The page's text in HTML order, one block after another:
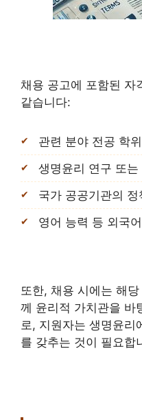
채용 공고에 포함된 자
같습니다:
관련 분야 전공 학
생명윤리 연구 또
국가 공공기관의
영어 능력 등 외국
또한, 채용 시에는 해
께 윤리적 가치관을 바
로, 지원자는 생명윤리
를 갖추는 것이 필요합